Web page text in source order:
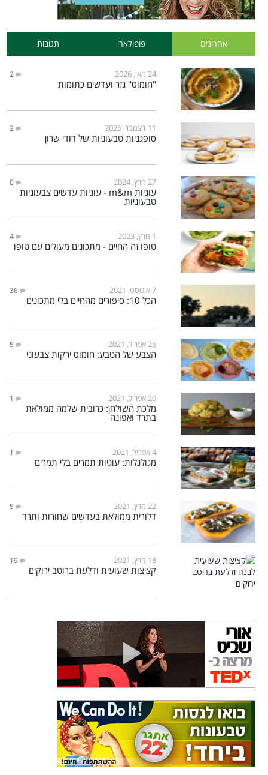
אחרונים פופולארי תגובות
24 מאי, 2026 2
"חומוס" גזר ועדשים כתומות
11 דצמבר, 2025 2
סופגניות טבעוניות של דודי שרון
27 מרץ, 2024 0
עוגיות m&m - עוגיות עדשים צבעוניות
טבעוניות
1 מרץ, 2023 4
טופו זה החיים - מתכונים מעולים עם טופו
7 אוגוסט, 2021 36
הכל 10: סיפורים מהחיים בלי מתכונים
26 אפריל, 2021 5
הצבע של הטבע: חומוס ירקות צבעוני
20 אפריל, 2021 1
מלכת השולחן: כרובית שלמה ממולאת
בתרד ואפונה
4 אפריל, 2021 1
מגולגלות: עוגיות תמרים בלי תמרים
22 מרץ, 2021 5
דלורית ממולאת בעדשים שחורות ותרד
18 מרץ, 2021 19
קציצות שעועית ודלעת ברוטב ירוקים